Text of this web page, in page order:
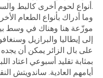
أنواع لحوم أخرى كالبط والسمك.
وما أدراك بأنواع الطعام
موزّعة هنا وهناك في وسط
إلى إيطاليا والبرازيل
على بال الزائر يمكن أن
بمثابة تقليد أسبوعي اعتاد
أيامهم العادية. ساندويتش